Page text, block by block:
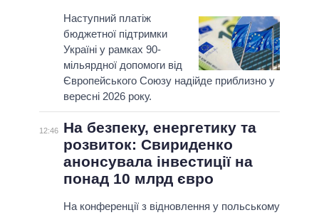
Наступний платіж
бюджетної підтримки
Україні у рамках 90-
мільярдної допомоги від
Європейського Союзу надійде приблизно у
вересні 2026 року.
12:46
На безпеку, енергетику та
розвиток: Свириденко
анонсувала інвестиції на
понад 10 млрд євро
На конференції з відновлення у польському